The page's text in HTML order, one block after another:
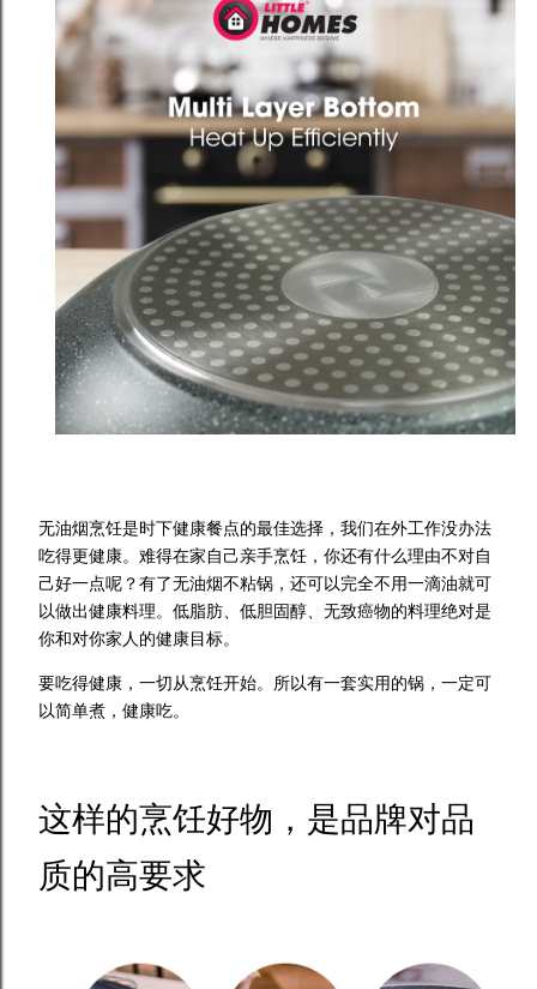
无油烟烹饪是时下健康餐点的最佳选择，我们在外工作没办法
吃得更健康。难得在家自己亲手烹饪，你还有什么理由不对自
己好一点呢？有了无油烟不粘锅，还可以完全不用一滴油就可
以做出健康料理。低脂肪、低胆固醇、无致癌物的料理绝对是
你和对你家人的健康目标。
要吃得健康，一切从烹饪开始。所以有一套实用的锅，一定可
以简单煮，健康吃。
这样的烹饪好物，是品牌对品
质的高要求